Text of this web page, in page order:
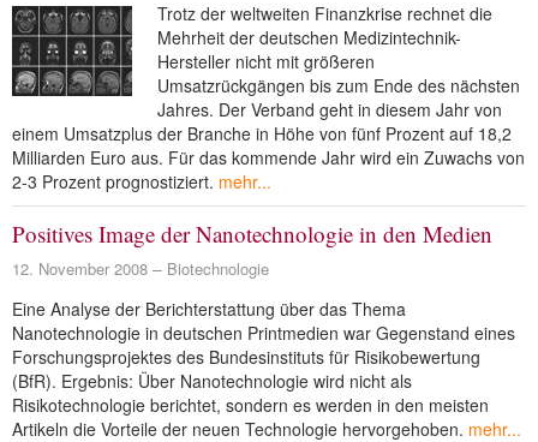
Trotz der weltweiten Finanzkrise rechnet die
Mehrheit der deutschen Medizintechnik-
Hersteller nicht mit größeren
Umsatzrückgängen bis zum Ende des nächsten
Jahres. Der Verband geht in diesem Jahr von
einem Umsatzplus der Branche in Höhe von fünf Prozent auf 18,2
Milliarden Euro aus. Für das kommende Jahr wird ein Zuwachs von
2-3 Prozent prognostiziert. mehr...
Positives Image der Nanotechnologie in den Medien
12. November 2008 Biotechnologie
Eine Analyse der Berichterstattung über das Thema
Nanotechnologie in deutschen Printmedien war Gegenstand eines
Forschungsprojektes des Bundesinstituts für Risikobewertung
(BfR). Ergebnis: Über Nanotechnologie wird nicht als
Risikotechnologie berichtet, sondern es werden in den meisten
Artikeln die Vorteile der neuen Technologie hervorgehoben. mehr...